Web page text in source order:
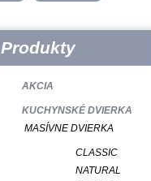
Produkty
AKCIA
KUCHYNSKÉ DVIERKA
MASÍVNE DVIERKA
CLASSIC
NATURAL